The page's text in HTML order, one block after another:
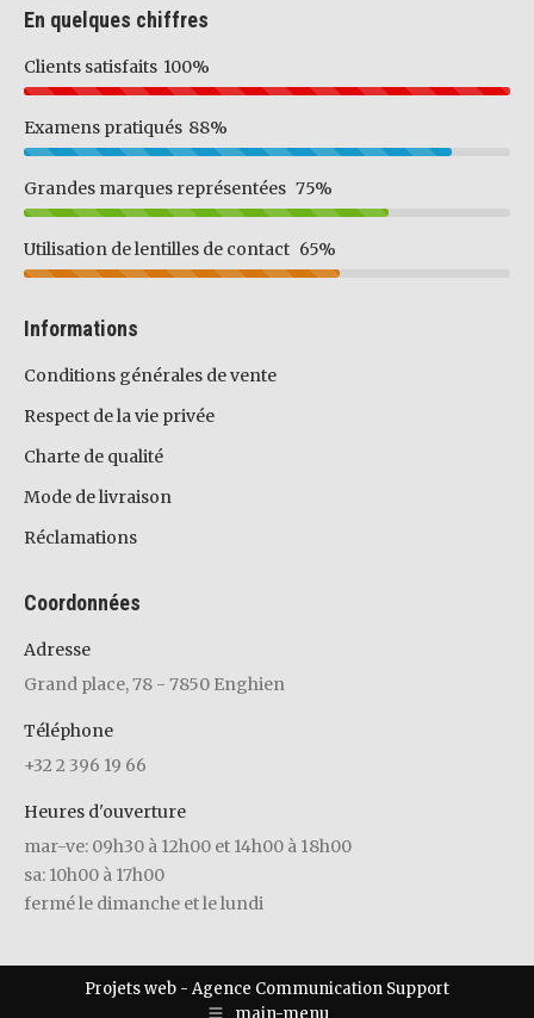
En quelques chiffres
Clients satisfaits 100%
Examens pratiqués 88%
Grandes marques représentées 75%
Utilisation de lentilles de contact 65%
Informations
Conditions générales de vente
Respect de la vie privée
Charte de qualité
Mode de livraison
Réclamations
Coordonnées
Adresse
Grand place, 78 - 7850 Enghien
Téléphone
+32 2 396 19 66
Heures d'ouverture
mar-ve: 09h30 à 12h00 et 14h00 à 18h00
sa: 10h00 à 17h00
fermé le dimanche et le lundi
Projets web - Agence Communication Support
main-menu